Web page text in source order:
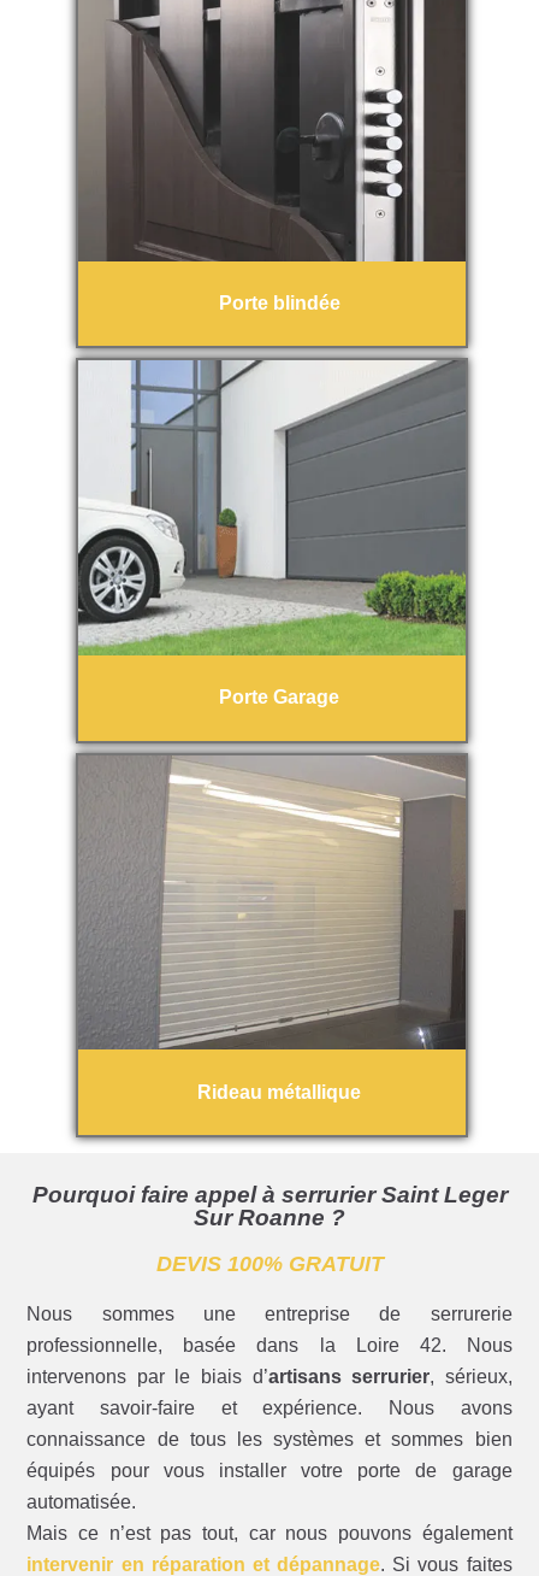
Porte blindée
Porte Garage
Rideau métallique
Pourquoi faire appel à serrurier Saint Leger
Sur Roanne ?
DEVIS 100% GRATUIT
Nous sommes une entreprise de serrurerie
professionnelle, basée dans la Loire 42. Nous
intervenons par le biais d’artisans serrurier, sérieux,
ayant savoir-faire et expérience. Nous avons
connaissance de tous les systèmes et sommes bien
équipés pour vous installer votre porte de garage
automatisée.
Mais ce n’est pas tout, car nous pouvons également
intervenir en réparation et dépannage. Si vous faites